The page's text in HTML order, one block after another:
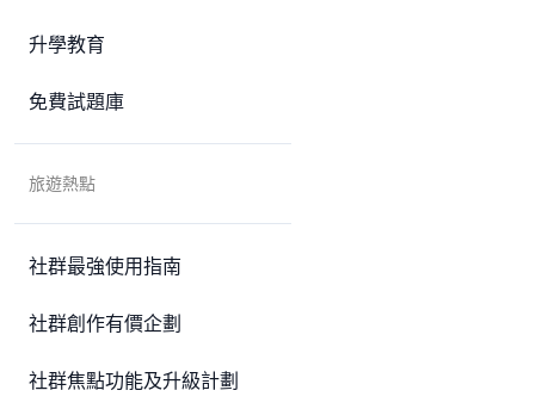
升學教育
免費試題庫
旅遊熱點
社群最強使用指南
社群創作有價企劃
社群焦點功能及升級計劃